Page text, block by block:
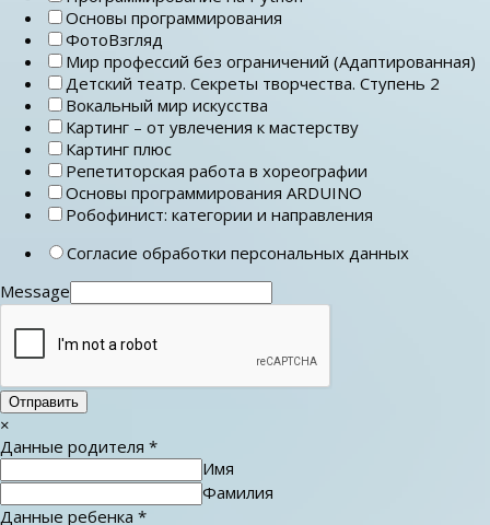
Основы программирования
ФотоВзгляд
Мир профессий без ограничений (Адаптированная)
Детский театр. Секреты творчества. Ступень 2
Вокальный мир искусства
Картинг – от увлечения к мастерству
Картинг плюс
Репетиторская работа в хореографии
Основы программирования ARDUINO
Робофинист: категории и направления
Согласие обработки персональных данных
Message
Отправить
×
Данные родителя *
Имя
Фамилия
Данные ребенка *